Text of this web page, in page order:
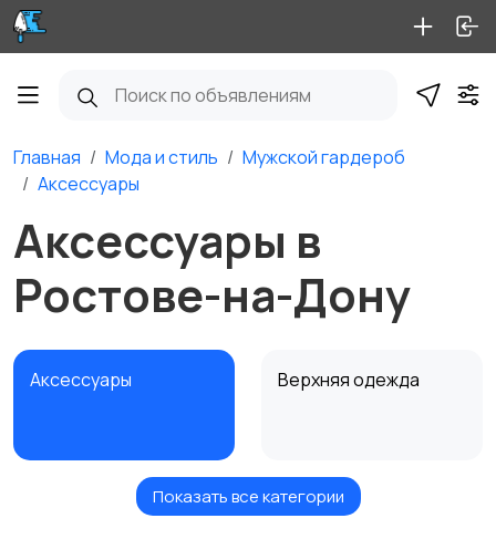
Главная Мода и стиль
Мужской гардероб
Аксессуары
Аксессуары в
Ростове-на-Дону
Аксессуары Верхняя одежда
Головные уборы Домашняя одежда
Показать все категории